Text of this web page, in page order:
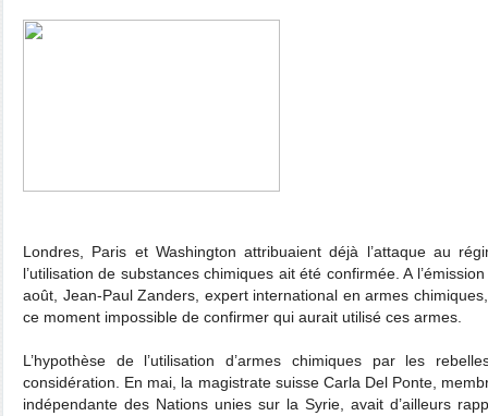
Londres, Paris et Washington attribuaient déjà l’attaque au
l’utilisation de substances chimiques ait été confirmée. A
août, Jean-Paul Zanders, expert international en armes
ce moment impossible de confirmer qui aurait utilisé ces armes.
L’hypothèse de l’utilisation d’armes chimiques par les
considération. En mai, la magistrate suisse Carla Del Ponte,
indépendante des Nations unies sur la Syrie, avait d’ailleurs